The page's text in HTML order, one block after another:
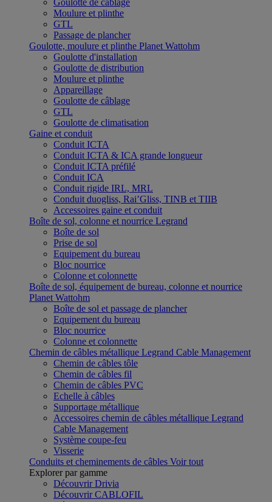
Goulotte de câblage
Moulure et plinthe
GTL
Passage de plancher
Goulotte, moulure et plinthe Planet Wattohm
Goulotte d'installation
Goulotte de distribution
Moulure et plinthe
Appareillage
Goulotte de câblage
GTL
Goulotte de climatisation
Gaine et conduit
Conduit ICTA
Conduit ICTA & ICA grande longueur
Conduit ICTA préfilé
Conduit ICA
Conduit rigide IRL, MRL
Conduit duogliss, Rai’Gliss, TINB et TIIB
Accessoires gaine et conduit
Boîte de sol, colonne et nourrice Legrand
Boîte de sol
Prise de sol
Equipement du bureau
Bloc nourrice
Colonne et colonnette
Boîte de sol, équipement de bureau, colonne et nourrice
Planet Wattohm
Boîte de sol et passage de plancher
Equipement du bureau
Bloc nourrice
Colonne et colonnette
Chemin de câbles métallique Legrand Cable Management
Chemin de câbles tôle
Chemin de câbles fil
Chemin de câbles PVC
Echelle à câbles
Supportage métallique
Accessoires chemin de câbles métallique Legrand
Cable Management
Système coupe-feu
Visserie
Conduits et cheminements de câbles Voir tout
Explorer par gamme
Découvrir Drivia
Découvrir CABLOFIL